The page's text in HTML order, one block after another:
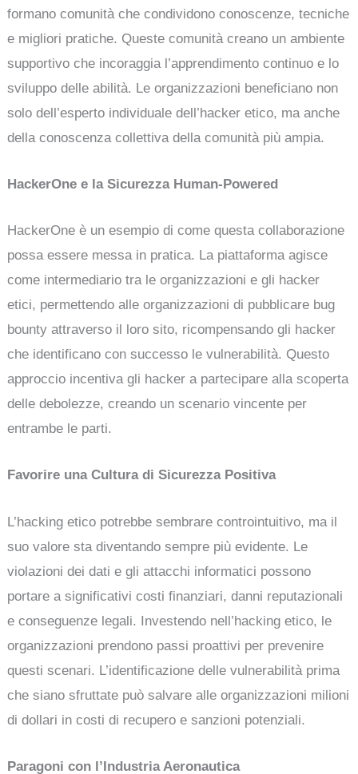
formano comunità che condividono conoscenze, tecniche
e migliori pratiche. Queste comunità creano un ambiente
supportivo che incoraggia l’apprendimento continuo e lo
sviluppo delle abilità. Le organizzazioni beneficiano non
solo dell’esperto individuale dell’hacker etico, ma anche
della conoscenza collettiva della comunità più ampia.
HackerOne e la Sicurezza Human-Powered
HackerOne è un esempio di come questa collaborazione
possa essere messa in pratica. La piattaforma agisce
come intermediario tra le organizzazioni e gli hacker
etici, permettendo alle organizzazioni di pubblicare bug
bounty attraverso il loro sito, ricompensando gli hacker
che identificano con successo le vulnerabilità. Questo
approccio incentiva gli hacker a partecipare alla scoperta
delle debolezze, creando un scenario vincente per
entrambe le parti.
Favorire una Cultura di Sicurezza Positiva
L’hacking etico potrebbe sembrare controintuitivo, ma il
suo valore sta diventando sempre più evidente. Le
violazioni dei dati e gli attacchi informatici possono
portare a significativi costi finanziari, danni reputazionali
e conseguenze legali. Investendo nell’hacking etico, le
organizzazioni prendono passi proattivi per prevenire
questi scenari. L’identificazione delle vulnerabilità prima
che siano sfruttate può salvare alle organizzazioni milioni
di dollari in costi di recupero e sanzioni potenziali.
Paragoni con l’Industria Aeronautica